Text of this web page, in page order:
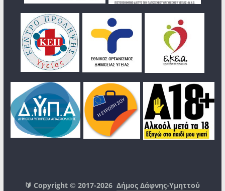
🔰 Copyright © 2017-2026Δήμος Δάφνης-Υμηττού